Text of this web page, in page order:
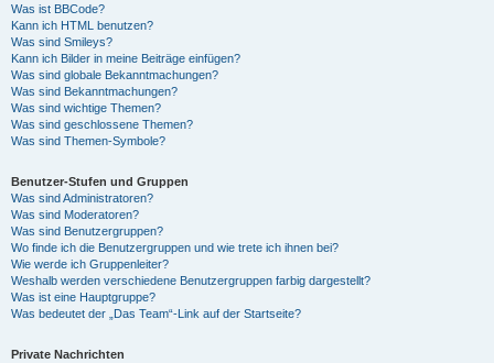
Was ist BBCode?
Kann ich HTML benutzen?
Was sind Smileys?
Kann ich Bilder in meine Beiträge einfügen?
Was sind globale Bekanntmachungen?
Was sind Bekanntmachungen?
Was sind wichtige Themen?
Was sind geschlossene Themen?
Was sind Themen-Symbole?
Benutzer-Stufen und Gruppen
Was sind Administratoren?
Was sind Moderatoren?
Was sind Benutzergruppen?
Wo finde ich die Benutzergruppen und wie trete ich ihnen bei?
Wie werde ich Gruppenleiter?
Weshalb werden verschiedene Benutzergruppen farbig dargestellt?
Was ist eine Hauptgruppe?
Was bedeutet der „Das Team“-Link auf der Startseite?
Private Nachrichten